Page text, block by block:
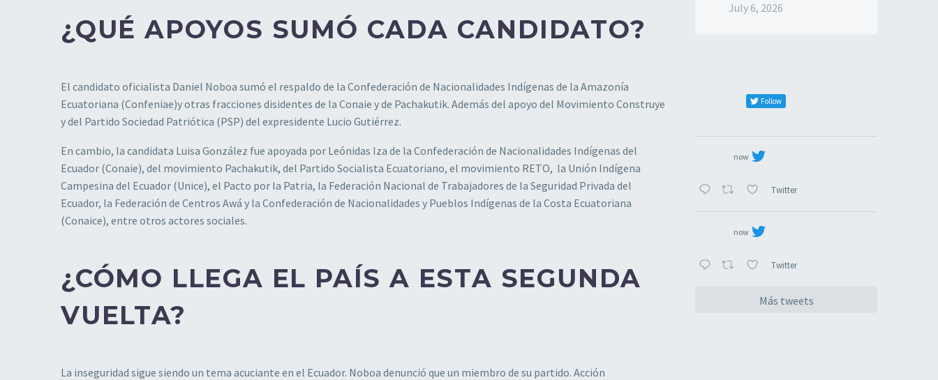
¿QUÉ APOYOS SUMÓ CADA CANDIDATO?
El candidato oficialista Daniel Noboa sumó el respaldo de la Confederación de Nacionalidades Indígenas de la Amazonía
Ecuatoriana (Confeniae)y otras fracciones disidentes de la Conaie y de Pachakutik. Además del apoyo del Movimiento Construye
y del Partido Sociedad Patriótica (PSP) del expresidente Lucio Gutiérrez.
En cambio, la candidata Luisa González fue apoyada por Leónidas Iza de la Confederación de Nacionalidades Indígenas del
Ecuador (Conaie), del movimiento Pachakutik, del Partido Socialista Ecuatoriano, el movimiento RETO, la Unión Indígena
Campesina del Ecuador (Unice), el Pacto por la Patria, la Federación Nacional de Trabajadores de la Seguridad Privada del
Ecuador, la Federación de Centros Awá y la Confederación de Nacionalidades y Pueblos Indígenas de la Costa Ecuatoriana
(Conaice), entre otros actores sociales.
¿CÓMO LLEGA EL PAÍS A ESTA SEGUNDA
VUELTA?
La inseguridad sigue siendo un tema acuciante en el Ecuador. Noboa denunció que un miembro de su partido. Acción
July 6, 2026
Follow
now
Twitter
now
Twitter
Más tweets